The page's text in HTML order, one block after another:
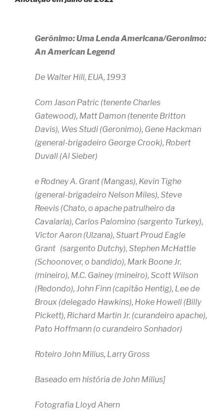
Gerônimo: Uma Lenda Americana/Geronimo:
An American Legend
De Walter Hill, EUA, 1993
Com Jason Patric (tenente Charles
Gatewood), Matt Damon (tenente Britton
Davis), Wes Studi (Geronimo), Gene Hackman
(general-brigadeiro George Crook), Robert
Duvall (Al Sieber)
e Rodney A. Grant (Mangas), Kevin Tighe
(general-brigadeiro Nelson Miles), Steve
Reevis (Chato, o apache patrulheiro da
Cavalaria), Carlos Palomino (sargento Turkey),
Victor Aaron (Ulzana), Stuart Proud Eagle
Grant (sargento Dutchy), Stephen McHattie
(Schoonover, o bandido), Mark Boone Jr.
(mineiro), M.C. Gainey (mineiro), Scott Wilson
(Redondo), John Finn (capitão Hentig), Lee de
Broux (delegado Hawkins), Hoke Howell (Billy
Pickett), Richard Martin Jr. (curandeiro apache),
Pato Hoffmann (o curandeiro Sonhador)
Roteiro John Milius, Larry Gross
Baseado em história de John Milius]
Fotografia Lloyd Ahern